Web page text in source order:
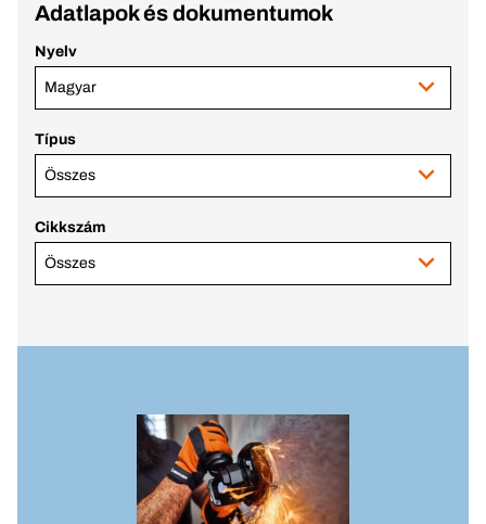
Adatlapok és dokumentumok
Nyelv
Magyar
Típus
Összes
Cikkszám
Összes